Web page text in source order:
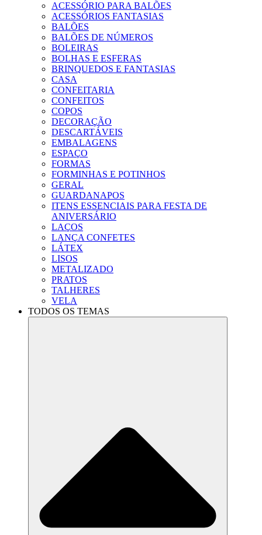
ACESSÓRIO PARA BALÕES
ACESSÓRIOS FANTASIAS
BALÕES
BALÕES DE NÚMEROS
BOLEIRAS
BOLHAS E ESFERAS
BRINQUEDOS E FANTASIAS
CASA
CONFEITARIA
CONFEITOS
COPOS
DECORAÇÃO
DESCARTÁVEIS
EMBALAGENS
ESPAÇO
FORMAS
FORMINHAS E POTINHOS
GERAL
GUARDANAPOS
ITENS ESSENCIAIS PARA FESTA DE
ANIVERSÁRIO
LAÇOS
LANÇA CONFETES
LÁTEX
LISOS
METALIZADO
PRATOS
TALHERES
VELA
TODOS OS TEMAS